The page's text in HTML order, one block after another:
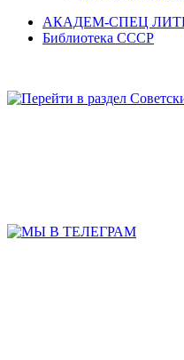
АКАДЕМ-СПЕЦ
Библиотека СССР